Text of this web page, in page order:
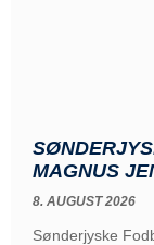
MAGNUS
8. AUGUST 2026
Sønderjyske